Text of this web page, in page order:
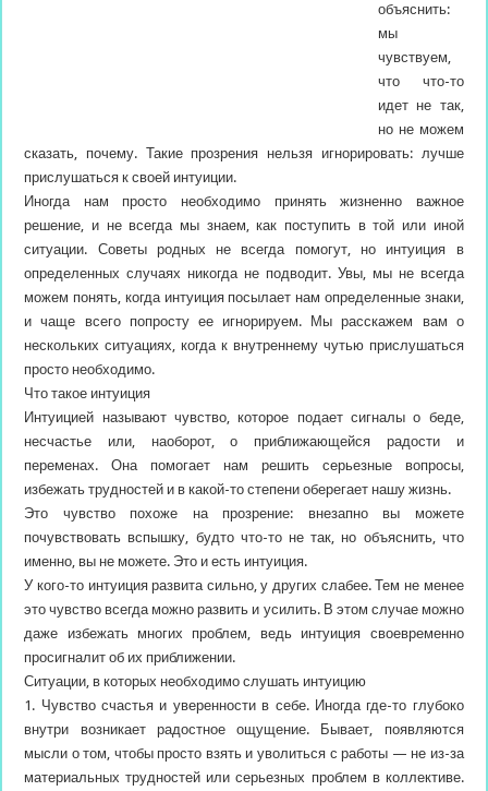
объяснить:
мы
чувствуем,
что что-то
идет не так,
но не можем
сказать, почему. Такие прозрения нельзя игнорировать: лучше
прислушаться к своей интуиции.
Иногда нам просто необходимо принять жизненно важное
решение, и не всегда мы знаем, как поступить в той или иной
ситуации. Советы родных не всегда помогут, но интуиция в
определенных случаях никогда не подводит. Увы, мы не всегда
можем понять, когда интуиция посылает нам определенные знаки,
и чаще всего попросту ее игнорируем. Мы расскажем вам о
нескольких ситуациях, когда к внутреннему чутью прислушаться
просто необходимо.
Что такое интуиция
Интуицией называют чувство, которое подает сигналы о беде,
несчастье или, наоборот, о приближающейся радости и
переменах. Она помогает нам решить серьезные вопросы,
избежать трудностей и в какой-то степени оберегает нашу жизнь.
Это чувство похоже на прозрение: внезапно вы можете
почувствовать вспышку, будто что-то не так, но объяснить, что
именно, вы не можете. Это и есть интуиция.
У кого-то интуиция развита сильно, у других слабее. Тем не менее
это чувство всегда можно развить и усилить. В этом случае можно
даже избежать многих проблем, ведь интуиция своевременно
просигналит об их приближении.
Ситуации, в которых необходимо слушать интуицию
1. Чувство счастья и уверенности в себе. Иногда где-то глубоко
внутри возникает радостное ощущение. Бывает, появляются
мысли о том, чтобы просто взять и уволиться с работы — не из-за
материальных трудностей или серьезных проблем в коллективе.